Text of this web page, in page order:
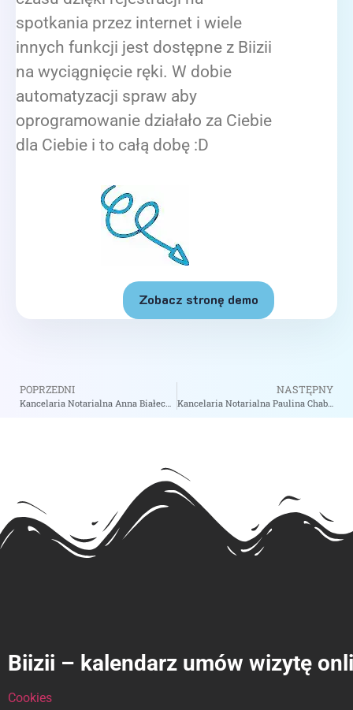
spotkania przez internet i wiele
innych funkcji jest dostępne z Biizii
na wyciągnięcie ręki. W dobie
automatyzacji spraw aby
oprogramowanie działało za Ciebie
dla Ciebie i to całą dobę :D
Zobacz stronę demo
POPRZEDNI NASTĘPNY
Kancelaria Notarialna Paulina Chaberko – Notariusz Ruda Śląska
Biizii – kalendarz umów wizytę
Cookies